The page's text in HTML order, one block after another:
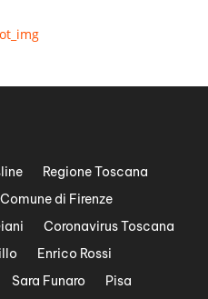
Regione Toscana
Comune di Firenze
Coronavirus Toscana
Enrico Rossi
Sara Funaro
Pisa